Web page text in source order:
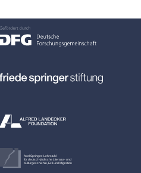
Axel Springer-Lehrstuhl
für deutsch-jüdische Literatur- und
Kulturgeschichte, Exil und Migration